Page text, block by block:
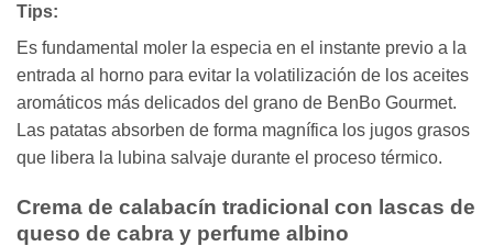
Tips:
Es fundamental moler la especia en el instante previo a la
entrada al horno para evitar la volatilización de los aceites
aromáticos más delicados del grano de BenBo Gourmet.
Las patatas absorben de forma magnífica los jugos grasos
que libera la lubina salvaje durante el proceso térmico.
Crema de calabacín tradicional con lascas de
queso de cabra y perfume albino